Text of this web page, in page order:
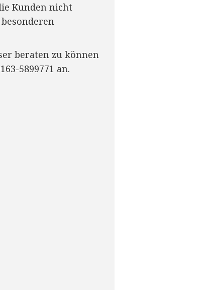
Kunden nicht
beraten zu können
5899771 an.